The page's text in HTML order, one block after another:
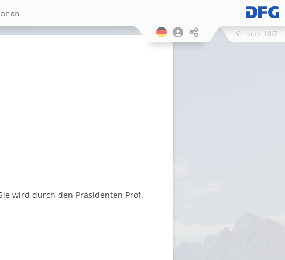
Version 18/2
wird durch den Präsidenten Prof.